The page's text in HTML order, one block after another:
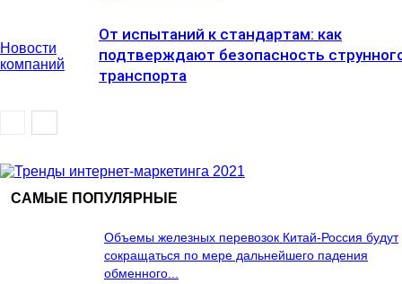
Новости
компаний
От испытаний к стандартам: как
подтверждают безопасность
транспорта
САМЫЕ ПОПУЛЯРНЫЕ
Объемы железных перевозок Китай-Россия будут
сокращаться по мере дальнейшего падения
обменного...